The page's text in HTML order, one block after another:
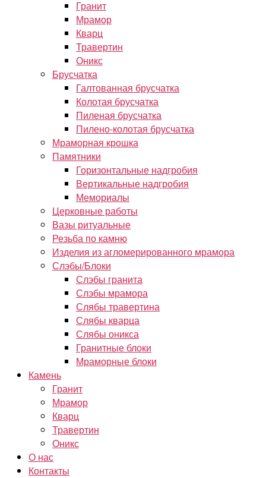
Гранит
Мрамор
Кварц
Травертин
Оникс
Брусчатка
Галтованная брусчатка
Колотая брусчатка
Пиленая брусчатка
Пилено-колотая брусчатка
Мраморная крошка
Памятники
Горизонтальные надгробия
Вертикальные надгробия
Мемориалы
Церковные работы
Вазы ритуальные
Резьба по камню
Изделия из агломерированного мрамора
Слэбы/Блоки
Слэбы гранита
Слэбы мрамора
Слябы травертина
Слябы кварца
Слябы оникса
Гранитные блоки
Мраморные блоки
Камень
Гранит
Мрамор
Кварц
Травертин
Оникс
О нас
Контакты